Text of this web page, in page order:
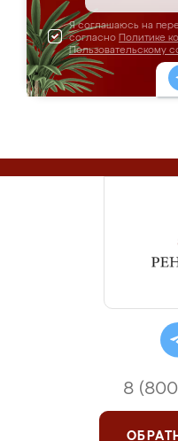
Я соглашаюсь на
согласно Политике
Пользовательскому
8